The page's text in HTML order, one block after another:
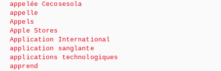
appelée Cecosesola
appelle
Appels
Apple Stores
Application International
application sanglante
applications technologiques
apprend